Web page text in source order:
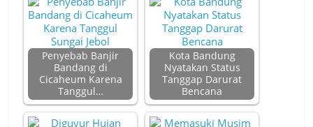
Penyebab Banjir
Bandang di
Cicaheum Karena
Tanggul…
Kota Bandung
Nyatakan Status
Tanggap Darurat
Bencana